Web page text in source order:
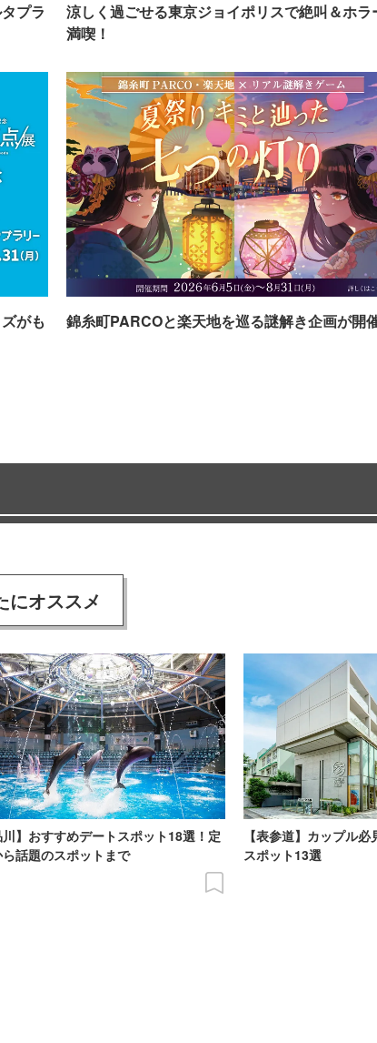
プラ
涼しく過ごせる東京ジョイポリスで絶叫＆ホラ
満喫！
がも
錦糸町PARCOと楽天地を巡る謎解き企画が開
にオススメ
川】おすすめデートスポット18選！定
話題のスポットまで
【表参道】カップル
スポット13選